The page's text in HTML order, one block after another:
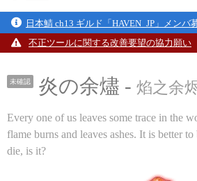
日本鯖 ch13 ギルド「HAVEN_JP」メンバ
不正ツールに関する改善要望の協力願い
未確認 炎の余燼 - 焰之余
Every one of us leaves some trace in the
flame burns and leaves ashes. It is better
die, is it?